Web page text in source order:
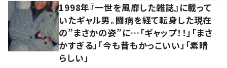
1998年『一世を風靡した雑誌』に載って
いたギャル男。闘病を経て転身した現在
の”まさかの姿”に…「ギャップ！！」「まさ
かすぎる」「今も昔もかっこいい」「素晴
らしい」